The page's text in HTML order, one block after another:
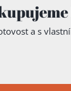
a s